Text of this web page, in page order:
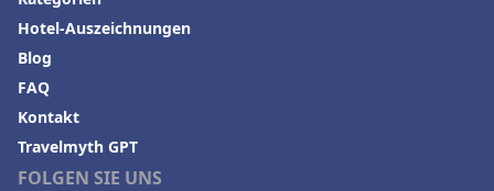
FOLGEN SIE UNS
Hotel-Auszeichnungen
Blog
FAQ
Kontakt
Travelmyth GPT